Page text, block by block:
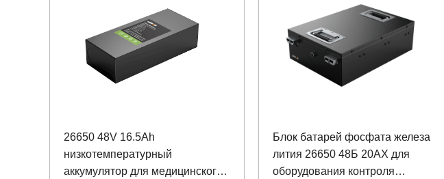
26650 48V 16.5Ah
низкотемпературный
аккумулятор для медицинского
Блок батарей фосфата железа
лития 26650 48Б 20АХ для
оборудования контроля